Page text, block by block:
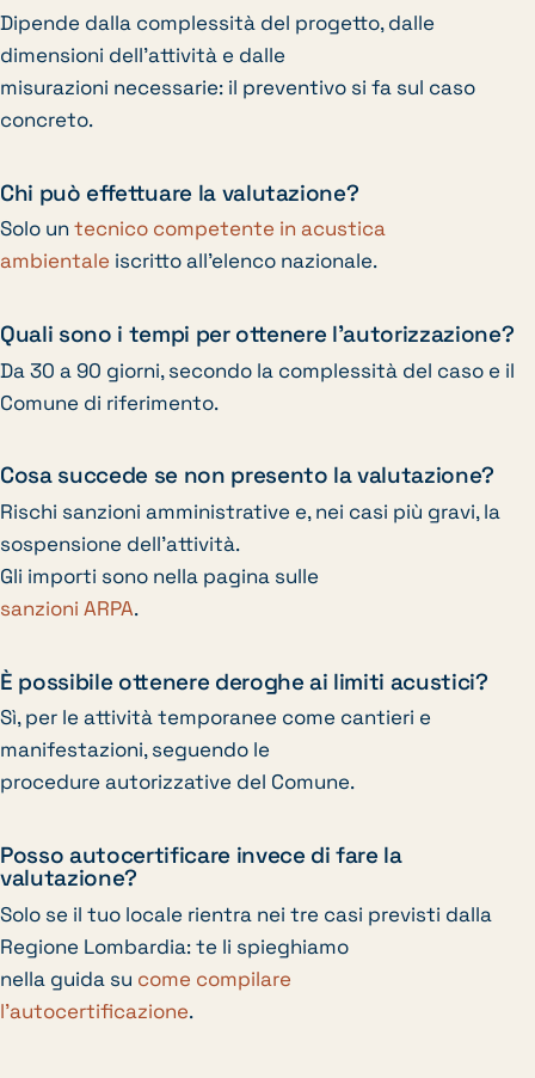
Dipende dalla complessità del progetto, dalle
dimensioni dell’attività e dalle
misurazioni necessarie: il preventivo si fa sul caso
concreto.
Chi può effettuare la valutazione?
Solo un tecnico competente in acustica
ambientale iscritto all’elenco nazionale.
Quali sono i tempi per ottenere l’autorizzazione?
Da 30 a 90 giorni, secondo la complessità del caso e il
Comune di riferimento.
Cosa succede se non presento la valutazione?
Rischi sanzioni amministrative e, nei casi più gravi, la
sospensione dell’attività.
Gli importi sono nella pagina sulle
sanzioni ARPA.
È possibile ottenere deroghe ai limiti acustici?
Sì, per le attività temporanee come cantieri e
manifestazioni, seguendo le
procedure autorizzative del Comune.
Posso autocertificare invece di fare la
valutazione?
Solo se il tuo locale rientra nei tre casi previsti dalla
Regione Lombardia: te li spieghiamo
nella guida su come compilare
l’autocertificazione.